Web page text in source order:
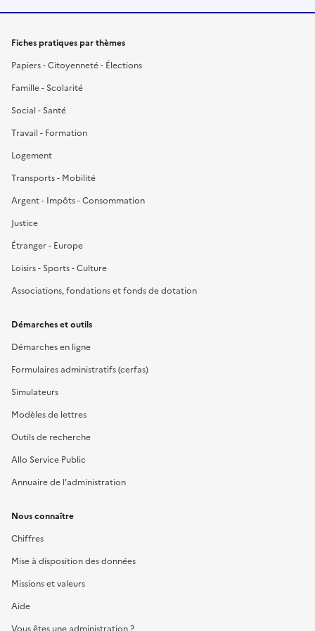
Fiches pratiques par thèmes
Papiers - Citoyenneté - Élections
Famille - Scolarité
Social - Santé
Travail - Formation
Logement
Transports - Mobilité
Argent - Impôts - Consommation
Justice
Étranger - Europe
Loisirs - Sports - Culture
Associations, fondations et fonds de dotation
Démarches et outils
Démarches en ligne
Formulaires administratifs (cerfas)
Simulateurs
Modèles de lettres
Outils de recherche
Allo Service Public
Annuaire de l'administration
Nous connaître
Chiffres
Mise à disposition des données
Missions et valeurs
Aide